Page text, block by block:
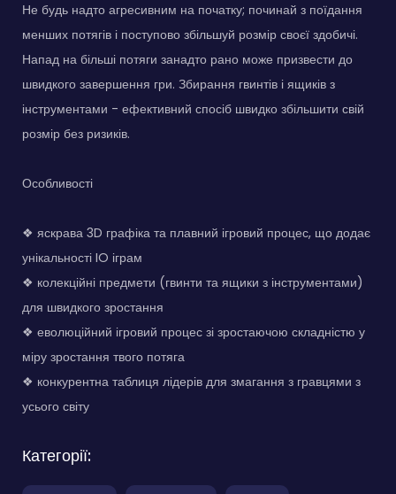
Не будь надто агресивним на початку; починай з поїдання
менших потягів і поступово збільшуй розмір своєї здобичі.
Напад на більші потяги занадто рано може призвести до
швидкого завершення гри. Збирання гвинтів і ящиків з
інструментами - ефективний спосіб швидко збільшити свій
розмір без ризиків.
Особливості
❖ яскрава 3D графіка та плавний ігровий процес, що додає
унікальності IO іграм
❖ колекційні предмети (гвинти та ящики з інструментами)
для швидкого зростання
❖ еволюційний ігровий процес зі зростаючою складністю у
міру зростання твого потяга
❖ конкурентна таблиця лідерів для змагання з гравцями з
усього світу
Категорії: